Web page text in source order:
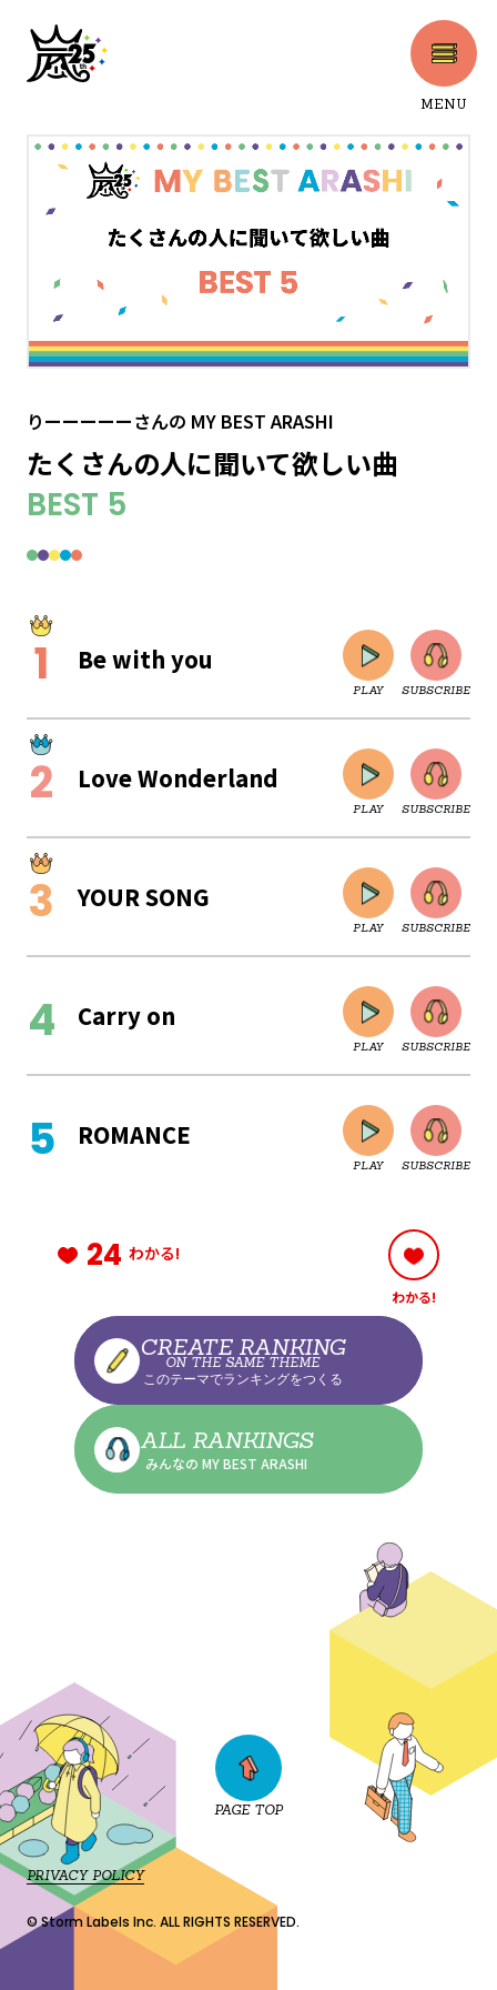
MENU
りーーーーーさんの MY BEST ARASHI
たくさんの人に聞いて欲しい曲
BEST 5
Be with you
PLAY SUBSCRIBE
Love Wonderland
PLAY SUBSCRIBE
YOUR SONG
PLAY SUBSCRIBE
Carry on
PLAY SUBSCRIBE
CLOSE
ROMANCE
PLAY SUBSCRIBE
CLOSE
24 わかる!
わかる!
CREATE RANKING
ON THE SAME THEME
このテーマでランキングをつくる
ALL RANKINGS
みんなの MY BEST ARASHI
PRIVACY POLICY
© Storm Labels Inc. ALL RIGHTS RESERVED.
PAGE TOP